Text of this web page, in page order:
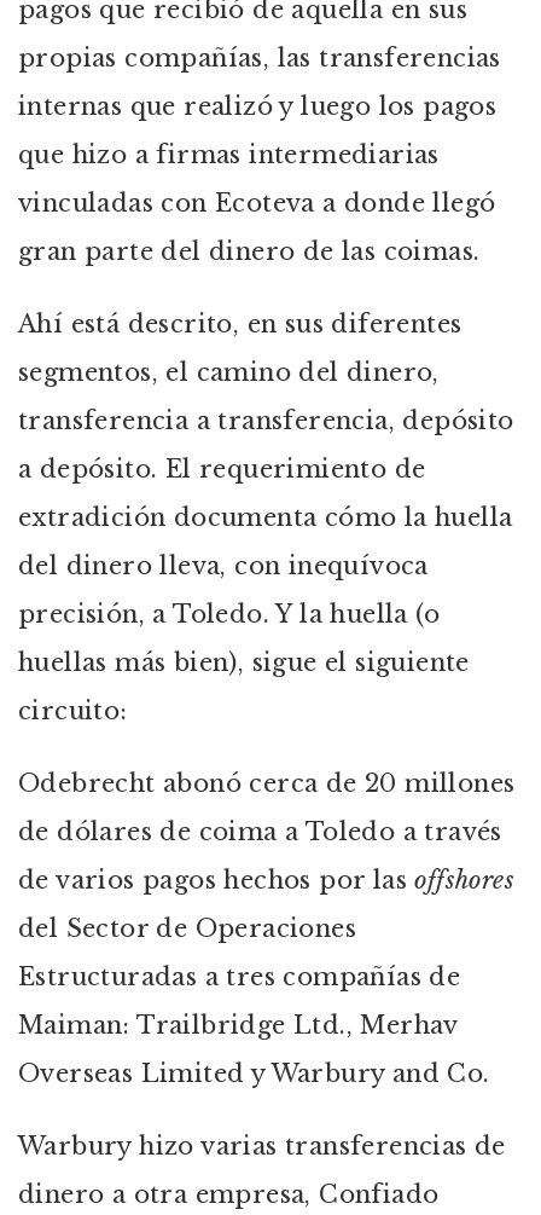
pagos que recibió de aquella en sus
propias compañías, las transferencias
internas que realizó y luego los pagos
que hizo a firmas intermediarias
vinculadas con Ecoteva a donde llegó
gran parte del dinero de las coimas.
Ahí está descrito, en sus diferentes
segmentos, el camino del dinero,
transferencia a transferencia, depósito
a depósito. El requerimiento de
extradición documenta cómo la huella
del dinero lleva, con inequívoca
precisión, a Toledo. Y la huella (o
huellas más bien), sigue el siguiente
circuito:
Odebrecht abonó cerca de 20 millones
de dólares de coima a Toledo a través
de varios pagos hechos por lasoffshores
del Sector de Operaciones
Estructuradas a tres compañías de
Maiman: Trailbridge Ltd., Merhav
Overseas Limited y Warbury and Co.
Warbury hizo varias transferencias de
dinero a otra empresa, Confiado